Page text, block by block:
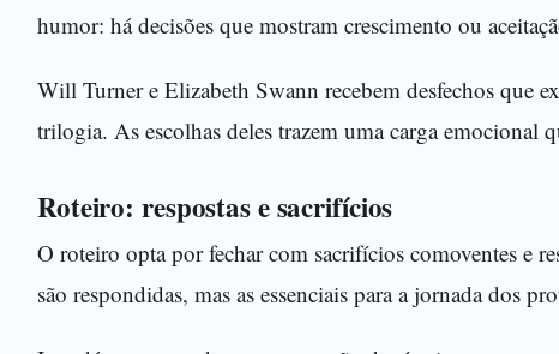
humor: há decisões que mostram crescimento ou
Will Turner e Elizabeth Swann recebem desfechos que
trilogia. As escolhas deles trazem uma carga emocional
Roteiro: respostas e sacrifícios
O roteiro opta por fechar com sacrifícios comoventes e
são respondidas, mas as essenciais para a jornada dos